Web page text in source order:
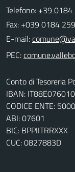
Telefono: +39
Fax: +039 0184
E-mail:
PEC:
Conto di Tesoreria
IBAN:
CODICE ENTE:
ABI: 07601
BIC: BPPIITRRXXX
CUC: 0827883D